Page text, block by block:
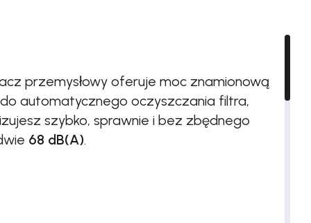
przemysłowy oferuje moc znamionową
automatycznego oczyszczania filtra,
szybko, sprawnie i bez zbędnego
68 dB(A).